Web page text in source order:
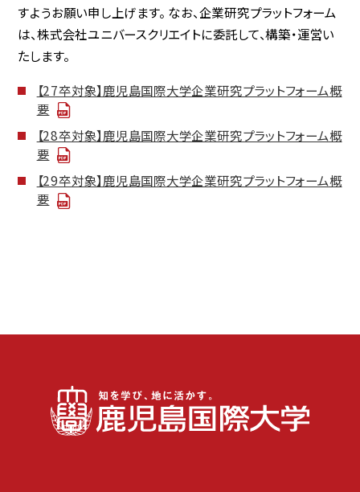
すようお願い申し上げます。 なお、企業研究プラットフォーム
は、株式会社ユニバースクリエイトに委託して、構築・運営い
たします。
【27卒対象】鹿児島国際大学企業研究プラットフォーム概
要
【28卒対象】鹿児島国際大学企業研究プラットフォーム概
要
【29卒対象】鹿児島国際大学企業研究プラットフォーム概
要